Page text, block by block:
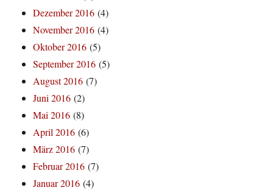
Dezember 2016 (4)
November 2016 (4)
Oktober 2016 (5)
September 2016 (5)
August 2016 (7)
Juni 2016 (2)
Mai 2016 (8)
April 2016 (6)
März 2016 (7)
Februar 2016 (7)
Januar 2016 (4)